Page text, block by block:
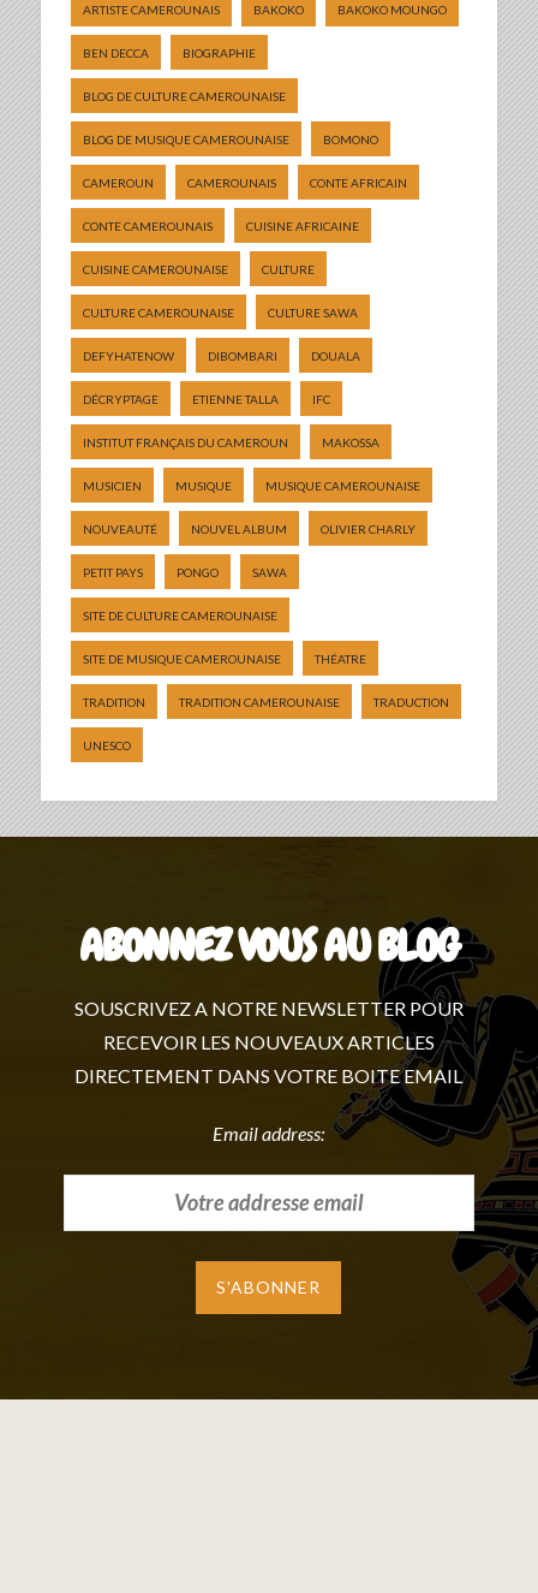
ARTISTE CAMEROUNAIS BAKOKO BAKOKO MOUNGO
BEN DECCA BIOGRAPHIE
BLOG DE CULTURE CAMEROUNAISE
BLOG DE MUSIQUE CAMEROUNAISE BOMONO
CAMEROUN CAMEROUNAIS CONTE AFRICAIN
CONTE CAMEROUNAIS CUISINE AFRICAINE
CUISINE CAMEROUNAISE CULTURE
CULTURE CAMEROUNAISE CULTURE SAWA
DEFYHATENOW DIBOMBARI DOUALA
DÉCRYPTAGE ETIENNE TALLA IFC
INSTITUT FRANÇAIS DU CAMEROUN MAKOSSA
MUSICIEN MUSIQUE MUSIQUE CAMEROUNAISE
NOUVEAUTÉ NOUVEL ALBUM OLIVIER CHARLY
PETIT PAYS PONGO SAWA
SITE DE CULTURE CAMEROUNAISE
SITE DE MUSIQUE CAMEROUNAISE THÉATRE
TRADITION TRADITION CAMEROUNAISE TRADUCTION
UNESCO
ABONNEZ VOUS AU BLOG
SOUSCRIVEZ A NOTRE NEWSLETTER POUR
RECEVOIR LES NOUVEAUX ARTICLES
DIRECTEMENT DANS VOTRE BOITE EMAIL
Email address: